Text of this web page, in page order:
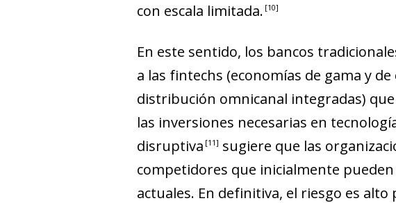
con escala limitada. 10
En este sentido, los bancos
a las fintechs (economías de gama y
distribución omnicanal integradas)
las inversiones necesarias en
disruptiva 11
sugiere que las
competidores que inicialmente
actuales. En definitiva, el riesgo es